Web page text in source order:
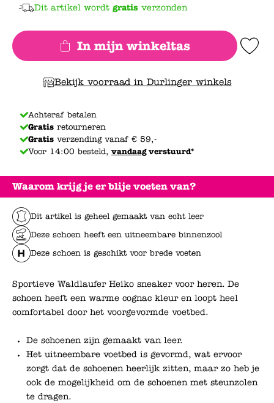
Waarom krijg je er blije voeten van?
Dit artikel is geheel gemaakt van echt leer
Deze schoen heeft een uitneembare binnenzool
Deze schoen is geschikt voor brede voeten
Sportieve Waldlaufer Heiko sneaker voor heren. De
schoen heeft een warme cognac kleur en loopt heel
comfortabel door het voorgevormde voetbed.
De schoenen zijn gemaakt van leer.
Het uitneembare voetbed is gevormd, wat ervoor
zorgt dat de schoenen heerlijk zitten, maar zo heb je
ook de mogelijkheid om de schoenen met steunzolen
te dragen.
Dit artikel wordt gratis verzonden
In mijn winkeltas Add to
Bekijk voorraad in Durlinger winkels
Achteraf betalen
Gratis retourneren
Gratis verzending vanaf € 59,-
Voor 14:00 besteld, vandaagverstuurd*